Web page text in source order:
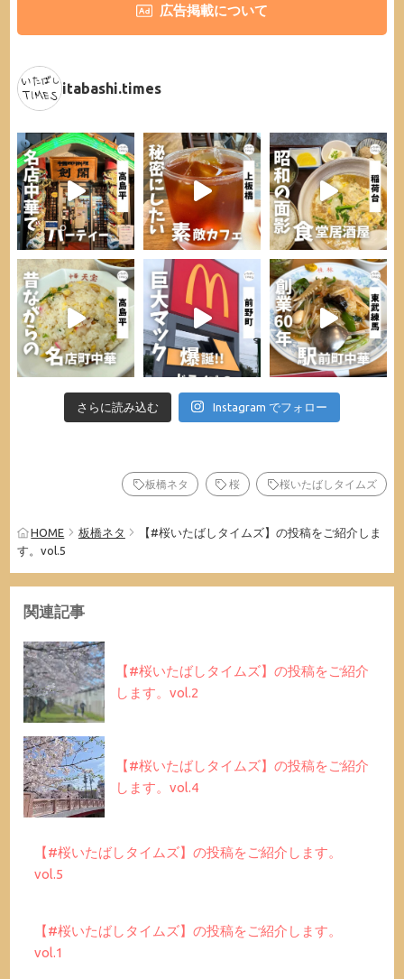
広告掲載について
itabashi.times
さらに読み込む Instagram でフォロー
板橋ネタ 桜 桜いたばしタイムズ
HOME 板橋ネタ
【#桜いたばしタイムズ】の投稿をご紹介しま
す。vol.5
関連記事
【#桜いたばしタイムズ】の投稿をご紹介
します。vol.2
【#桜いたばしタイムズ】の投稿をご紹介
します。vol.4
【#桜いたばしタイムズ】の投稿をご紹介します。
vol.5
【#桜いたばしタイムズ】の投稿をご紹介します。
vol.1